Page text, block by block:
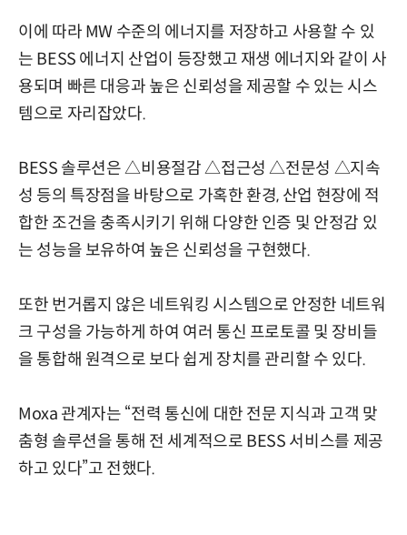
이에 따라 MW 수준의 에너지를 저장하고 사용할 수 있
는 BESS 에너지 산업이 등장했고 재생 에너지와 같이 사
용되며 빠른 대응과 높은 신뢰성을 제공할 수 있는 시스
템으로 자리잡았다.
BESS 솔루션은 △비용절감 △접근성 △전문성 △지속
성 등의 특장점을 바탕으로 가혹한 환경, 산업 현장에 적
합한 조건을 충족시키기 위해 다양한 인증 및 안정감 있
는 성능을 보유하여 높은 신뢰성을 구현했다.
또한 번거롭지 않은 네트워킹 시스템으로 안정한 네트워
크 구성을 가능하게 하여 여러 통신 프로토콜 및 장비들
을 통합해 원격으로 보다 쉽게 장치를 관리할 수 있다.
Moxa 관계자는 “전력 통신에 대한 전문 지식과 고객 맞
춤형 솔루션을 통해 전 세계적으로 BESS 서비스를 제공
하고 있다”고 전했다.